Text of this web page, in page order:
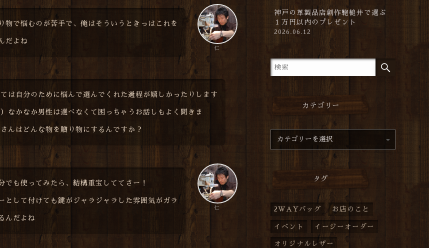
仁
物で悩むのが苦手で、俺はそういうときっはこれを
だよね
は自分のために悩んで選んでくれた過程が嬉しかったりします
なかなか男性は選べなくて困っちゃうお話しもよく聞きま
んはどんな物を贈り物にするんですか？
仁
でも使ってみたら、結構重宝しててさー！
として付けても鍵がジャラジャラした雰囲気がガラ
んだよね
神戸の革製品店創作鞄槌井で選ぶ
１万円以内のプレゼント
2026.06.12
カテゴリー
タグ
2WAYバッグ お店のこと
イベント イージーオーダー
オリジナルレザー